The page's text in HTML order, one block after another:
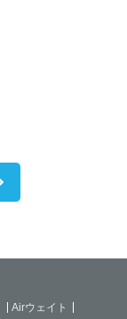
Airウェイト